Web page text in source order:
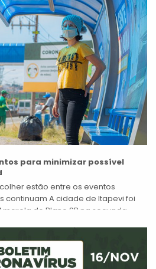
para minimizar possível
estão entre os eventos
continuam A cidade de Itapevi foi
do Plano SP na segunda-